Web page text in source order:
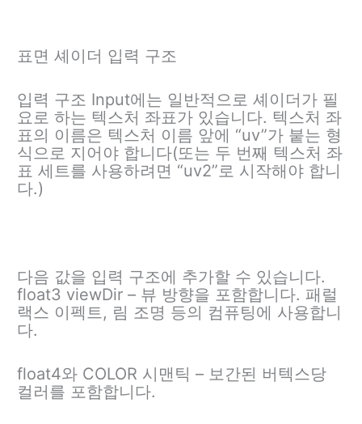
표면 셰이더 입력 구조
입력 구조 Input에는 일반적으로 셰이더가 필
요로 하는 텍스처 좌표가 있습니다. 텍스처 좌
표의 이름은 텍스처 이름 앞에 “uv”가 붙는 형
식으로 지어야 합니다(또는 두 번째 텍스처 좌
표 세트를 사용하려면 “uv2”로 시작해야 합니
다.)
다음 값을 입력 구조에 추가할 수 있습니다.
float3 viewDir – 뷰 방향을 포함합니다. 패럴
랙스 이펙트, 림 조명 등의 컴퓨팅에 사용합니
다.
float4와 COLOR 시맨틱 – 보간된 버텍스당
컬러를 포함합니다.